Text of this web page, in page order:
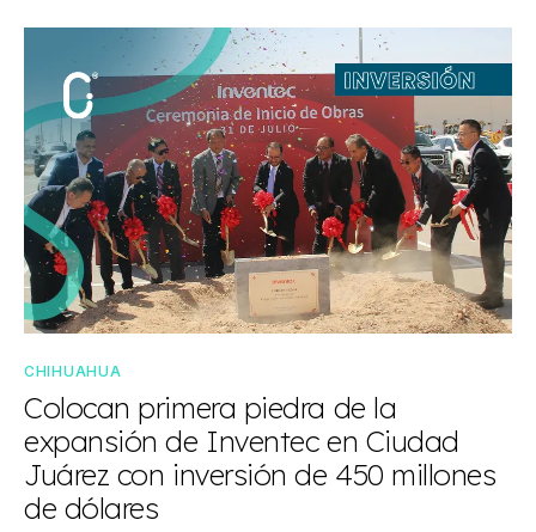
CHIHUAHUA
Colocan primera piedra de la
expansión de Inventec en Ciudad
Juárez con inversión de 450 millones
de dólares